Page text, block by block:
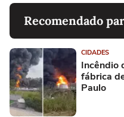
Recomendado
CIDADES
Incêndio
fábrica
Paulo